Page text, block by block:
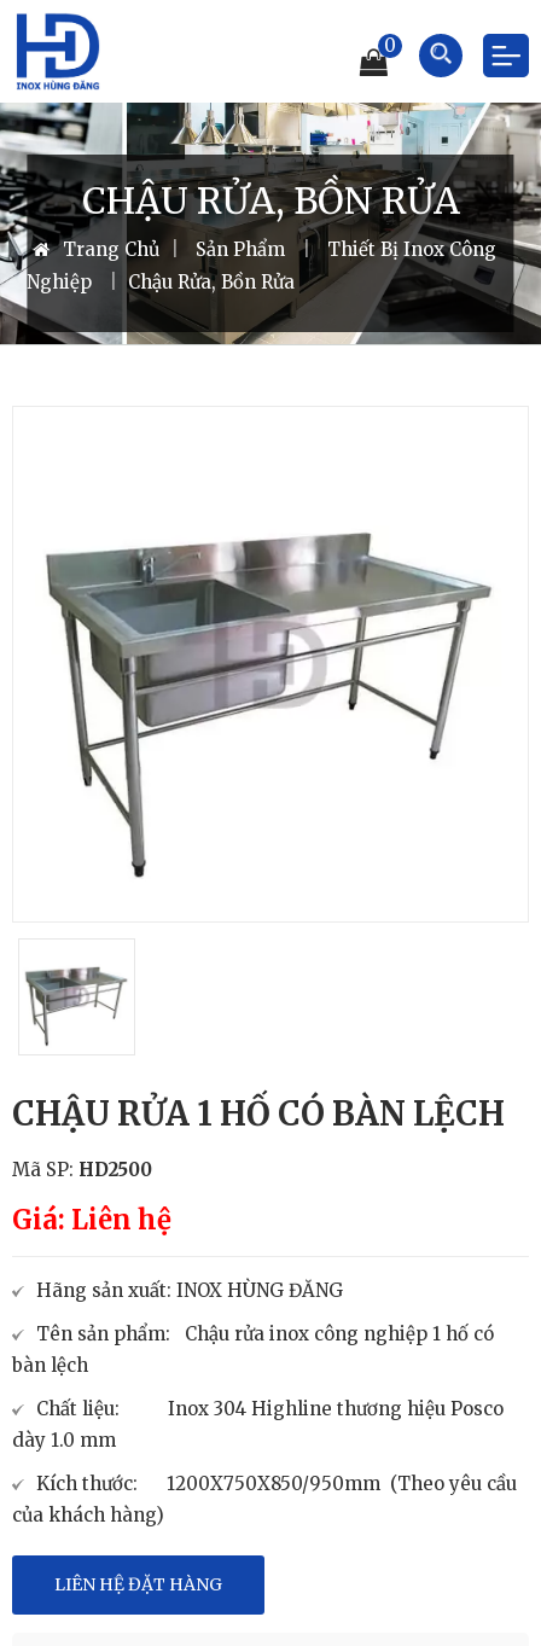
0
CHẬU RỬA, BỒN RỬA
Trang Chủ Sản Phẩm |
Thiết Bị Inox Công
Nghiệp
Chậu Rửa, Bồn Rửa
CHẬU RỬA 1 HỐ CÓ BÀN LỆCH
Mã SP: HD2500
Giá: Liên hệ
Hãng sản xuất: INOX HÙNG ĐĂNG
Tên sản phẩm: Chậu rửa inox công nghiệp 1 hố có
bàn lệch
Chất liệu: Inox 304 Highline thương hiệu Posco
dày 1.0 mm
Kích thước: 1200X750X850/950mm (Theo yêu cầu
của khách hàng)
LIÊN HỆ ĐẶT HÀNG